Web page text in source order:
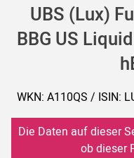
UBS (Lux)
BBG US
WKN: A110QS / ISIN:
Die Daten auf dieser
ob dieser